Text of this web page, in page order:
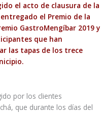
el acto de clausura de la
el Premio de la
GastroMengíbar 2019 y
que han
las tapas de los trece
por los clientes
que durante los días del